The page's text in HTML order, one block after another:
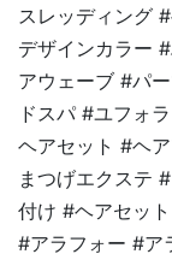
スレッディング
デザインカラー
アウェーブ #パ
ドスパ #ユフォ
ヘアセット #ヘ
まつげエクステ
付け #ヘアセッ
#アラフォー #ア